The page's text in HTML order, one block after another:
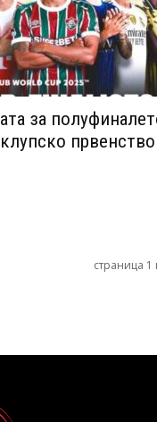
за
првенство
страница 1